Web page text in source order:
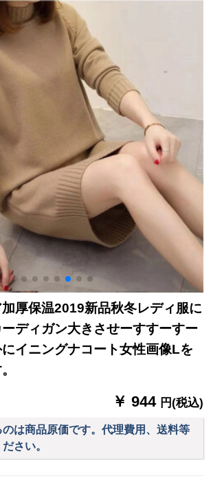
グの袖の毛ニップルL
060029ホワイト色S
厚保温2019新品秋冬レディ服に
ディガン大きさせーすすーすー
イニングナコート女性画像Lを
￥ 944 円(税込)
は商品原価です。代理費用、送料等
さい。